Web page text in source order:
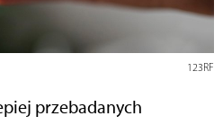
123RF
przebadanych